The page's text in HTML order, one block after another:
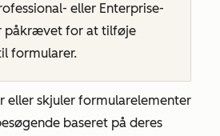
eller Enterprise-
påkrævet for at tilføje
formularer.
eller skjuler formularelementer
baseret på deres